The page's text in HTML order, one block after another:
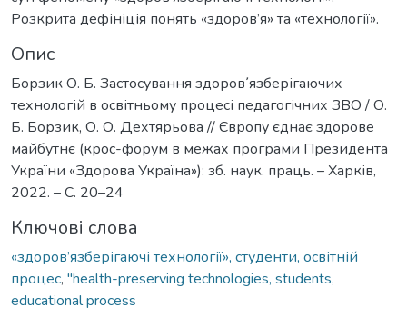
Розкрита дефініція понять «здоров’я» та «технології».
Опис
Борзик О. Б. Застосування здоров᾿язберігаючих
технологій в освітньому процесі педагогічних ЗВО / О.
Б. Борзик, О. О. Дехтярьова // Європу єднає здорове
майбутнє (крос-форум в межах програми Президента
України «Здорова Україна»): зб. наук. праць. – Харків,
2022. – С. 20–24
Ключові слова
«здоров’язберігаючі технології», студенти, освітній
процес, "health-preserving technologies, students,
educational process